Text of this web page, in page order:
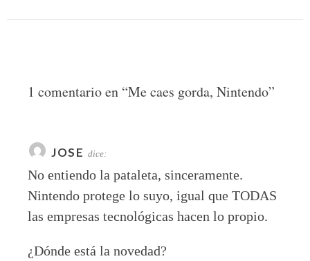
1 comentario en “Me caes gorda, Nintendo”
JOSE dice:
No entiendo la pataleta, sinceramente.
Nintendo protege lo suyo, igual que TODAS
las empresas tecnológicas hacen lo propio.
¿Dónde está la novedad?